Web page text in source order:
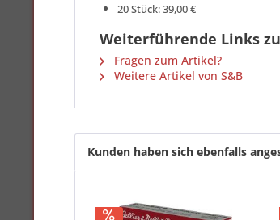
20 Stück: 39,00 €
Weiterführende Links
Fragen zum Artikel?
Weitere Artikel von S&B
Kunden haben sich ebenfalls